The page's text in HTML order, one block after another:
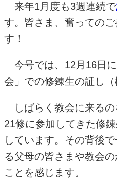
来年1 月度も3週連続で
す。皆さま、奮っての
す！
今号では、 12 月 16日
会」での修錬生の証し（
しばらく教会に来るの
21修に参加してきた修
しています。その背後
る父母の皆さまや教会
ことを感じます。